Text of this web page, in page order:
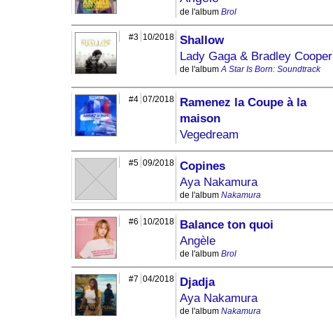
de l'album Brol
#3 10/2018 Shallow
Lady Gaga & Bradley Cooper
de l'albumA Star Is Born: Soundtrack
#4 07/2018
Ramenez la Coupe à la
maison
Vegedream
#5 09/2018 Copines
Aya Nakamura
de l'album Nakamura
#6 10/2018
Balance ton quoi
Angèle
de l'album Brol
#7 04/2018
Djadja
Aya Nakamura
de l'album Nakamura